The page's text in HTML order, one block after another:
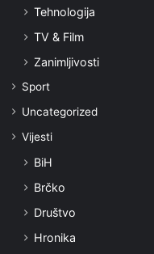
Tehnologija
TV & Film
Zanimljivosti
Sport
Uncategorized
Vijesti
BiH
Brčko
Društvo
Hronika